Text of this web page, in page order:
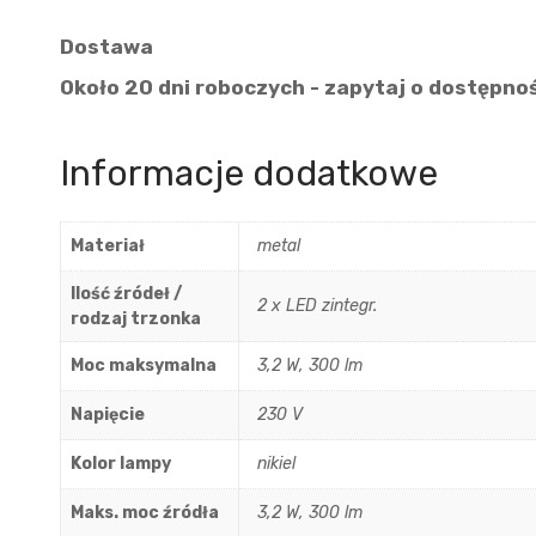
Dostawa
Około 20 dni roboczych - zapytaj o
Informacje dodatkowe
Materiał metal
Ilość źródeł /
rodzaj trzonka
2 x LED zintegr.
Moc maksymalna 3,2 W, 300 lm
Napięcie 230 V
Kolor lampy nikiel
Maks. moc źródła 3,2 W, 300 lm